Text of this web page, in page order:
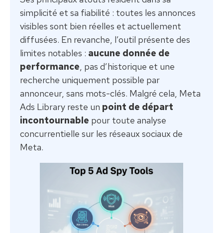
simplicité et sa fiabilité : toutes les annonces
visibles sont bien réelles et actuellement
diffusées. En revanche, l’outil présente des
limites notables : aucune donnée de
performance, pas d’historique et une
recherche uniquement possible par
annonceur, sans mots-clés. Malgré cela, Meta
Ads Library reste un point de départ
incontournable pour toute analyse
concurrentielle sur les réseaux sociaux de
Meta.